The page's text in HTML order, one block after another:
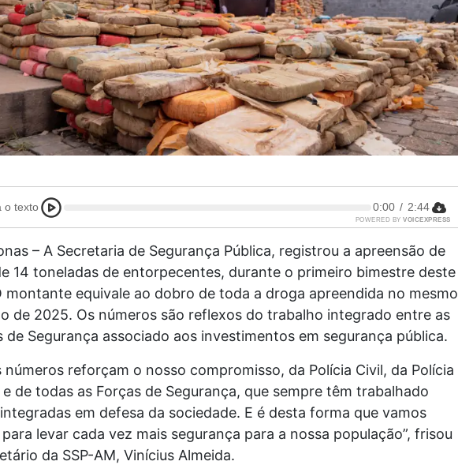
o texto 0:00 / 2:44
POWERED BY VOICEXPRESS
– A Secretaria de Segurança Pública, registrou a apreensão de
14 toneladas de entorpecentes, durante o primeiro bimestre deste
montante equivale ao dobro de toda a droga apreendida no mesmo
de 2025. Os números são reflexos do trabalho integrado entre as
de Segurança associado aos investimentos em segurança pública.
números reforçam o nosso compromisso, da Polícia Civil, da Polícia
de todas as Forças de Segurança, que sempre têm trabalhado
em defesa da sociedade. E é desta forma que vamos
levar cada vez mais segurança para a nossa população”, frisou
da SSP-AM, Vinícius Almeida.